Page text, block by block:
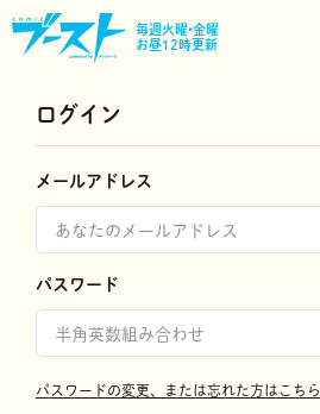
毎週火曜•金曜
お昼12時更新
ログイン
メールアドレス
パスワード
パスワードの変更、または忘れた方はこちら